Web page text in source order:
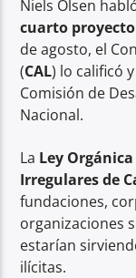
Niels Olsen
cuarto
de agosto, el
(CAL) lo calificó
Comisión de
Nacional.
La Ley
Irregulares de
fundaciones,
organizaciones
estarían
ilícitas.